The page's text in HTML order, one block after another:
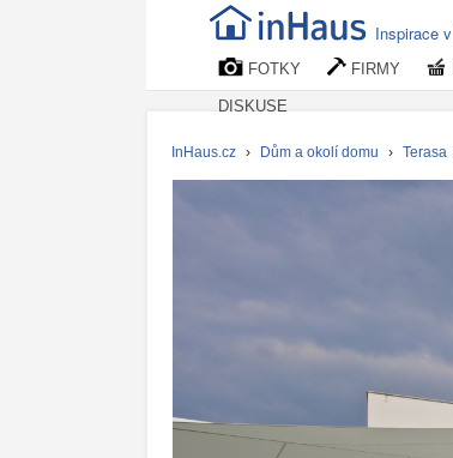
Inspirace
FOTKY FIRMY
DISKUSE
InHaus.cz › Dům a okolí domu › Terasa